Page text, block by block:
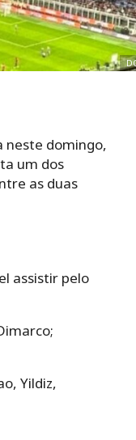
neste domingo,
um dos
as duas
assistir pelo
Yildiz,